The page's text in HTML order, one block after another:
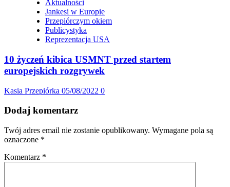
Aktualności
Jankesi w Europie
Przepiórczym okiem
Publicystyka
Reprezentacja USA
10 życzeń kibica USMNT przed startem
europejskich rozgrywek
Kasia Przepiórka 05/08/2022 0
Dodaj komentarz
Twój adres email nie zostanie opublikowany. Wymagane pola są
oznaczone *
Komentarz *